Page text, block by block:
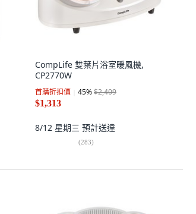
CompLife 雙葉片浴室暖風機,
CP2770W
首購折扣價 45%$2,409
$1,313
8/12 星期三 預計送達
(283)